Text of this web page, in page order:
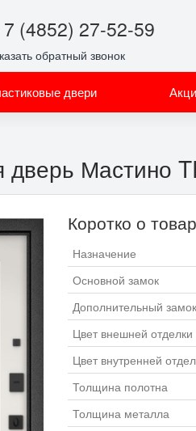
7 (4852) 27-52-59
обратный звонок
двери
дверь Мастино
Коротко о
Назначение
Основной замок
Дополнительный замок
Цвет внешней отделки
Цвет внутренней
Толщина полотна
Толщина металла